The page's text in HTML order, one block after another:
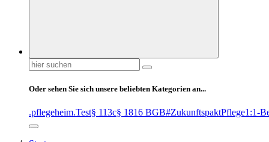
Suchen
nach:
Oder sehen Sie sich unsere beliebten Kategorien an...
.pflegeheim.Test§ 113c§ 1816 BGB#ZukunftspaktPflege1:1-